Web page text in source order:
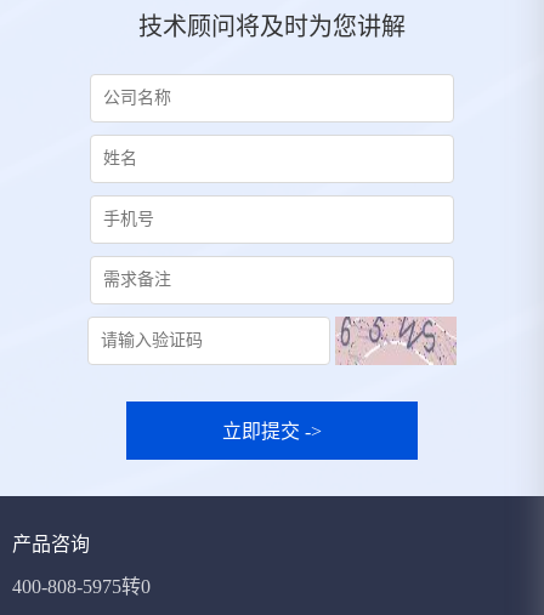
技术顾问将及时为您讲解
立即提交 ->
产品咨询
400-808-5975转0